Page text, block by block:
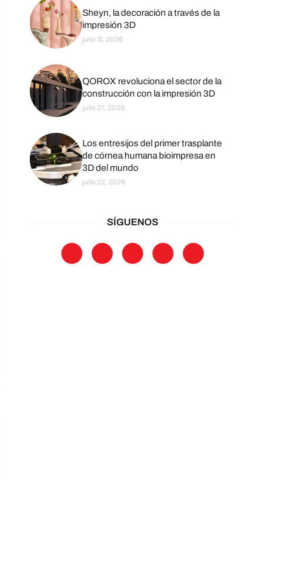
Sheyn, la decoración a través de la
impresión 3D
julio 31, 2026
QOROX revoluciona el sector de la
construcción con la impresión 3D
julio 27, 2026
Los entresijos del primer trasplante
de córnea humana bioimpresa en
3D del mundo
julio 22, 2026
SÍGUENOS